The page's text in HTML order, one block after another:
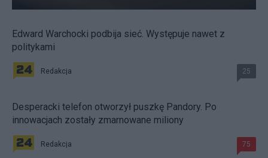
Edward Warchocki podbija sieć. Występuje nawet z
politykami
Redakcja 25
Desperacki telefon otworzył puszkę Pandory. Po
innowacjach zostały zmarnowane miliony
Redakcja 75